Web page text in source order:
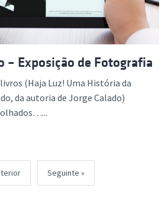
– Exposição de Fotografia
(Haja Luz! Uma História da
da autoria de Jorge Calado)
Seguinte